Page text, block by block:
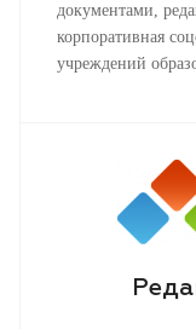
документами,
корпоративная
учреждений